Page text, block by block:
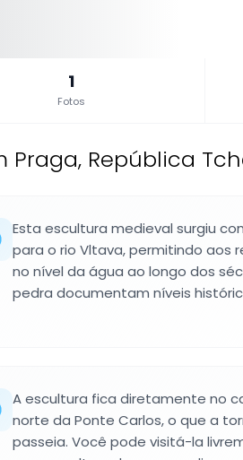
1
Fotos
República
Esta escultura medieval surgiu
para o rio Vltava, permitindo aos
no nível da água ao longo dos
pedra documentam níveis
A escultura fica diretamente no
norte da Ponte Carlos, o que a
passeia. Você pode visitá-la